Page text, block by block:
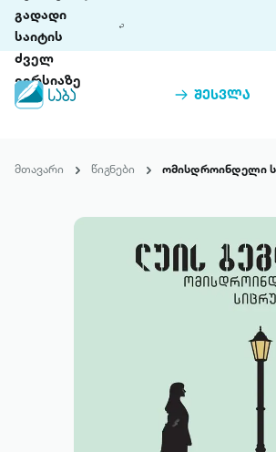
გადადი
საიტის
ძველ
ვერსიაზე
შესვლა
თინეთი 9 ციფრულ
ჩვენ შესახებ
მთავარი წიგნები ომისდროინდელი